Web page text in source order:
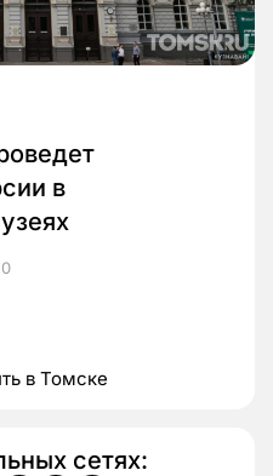
в
в Томске
сетях: